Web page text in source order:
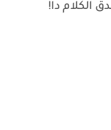
الكلام دا!